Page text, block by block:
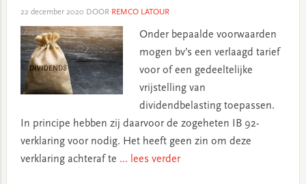
22 december 2020 DOOR REMCO LATOUR
Onder bepaalde voorwaarden
mogen bv’s een verlaagd tarief
voor of een gedeeltelijke
vrijstelling van
dividendbelasting toepassen.
In principe hebben zij daarvoor de zogeheten IB 92-
verklaring voor nodig. Het heeft geen zin om deze
verklaring achteraf te ... lees verder